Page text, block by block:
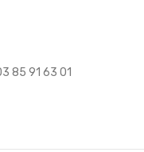
85 91 63 01